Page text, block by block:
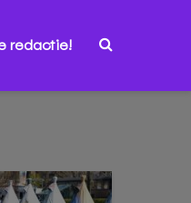
redactie!